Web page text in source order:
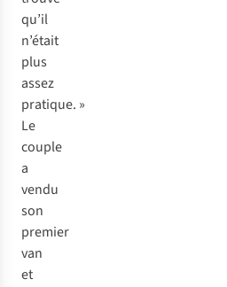
qu’il
n’était
plus
assez
pratique. »
Le
couple
a
vendu
son
premier
van
et